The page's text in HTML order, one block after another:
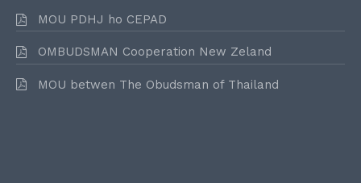
MOU PDHJ ho CEPAD
OMBUDSMAN Cooperation New Zeland
MOU betwen The Obudsman of Thailand